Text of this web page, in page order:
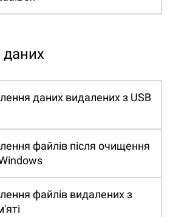
даних
даних видалених з USB
файлів після очищення
файлів видалених з